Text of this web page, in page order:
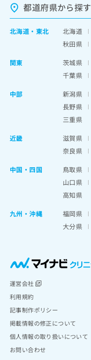
都道府県から探す
北海道 ・ 東北 北海道
秋田県
関東
茨城県
千葉県
中部
新潟県
長野県
三重県
近畿
滋賀県
奈良県
中国・四国
鳥取県
山口県
高知県
九州・沖縄
福岡県
大分県
運営会社
利用規約
記事制作ポリシー
掲載情報の修正について
個人情報の取り扱いについて
お問い合わせ